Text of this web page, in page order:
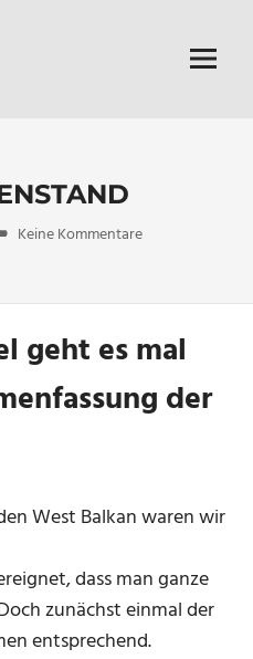
Menü
Micha
Reisen
Keine Kommentare
geht es mal
der
West Balkan waren wir
dass man ganze
zunächst einmal der
entsprechend.